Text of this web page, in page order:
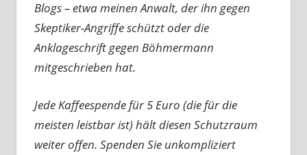
Blogs – etwa meinen Anwalt, der ihn gegen
Skeptiker-Angriffe schützt oder die
Anklageschrift gegen Böhmermann
mitgeschrieben hat.
Jede Kaffeespende für 5 Euro (die für die
meisten leistbar ist) hält diesen Schutzraum
weiter offen. Spenden Sie unkompliziert